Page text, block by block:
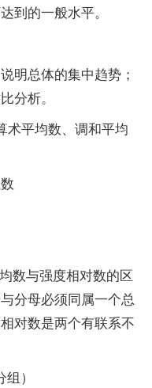
到的一般水平。
总体的集中趋势；
分析。
平均数、调和平均
与强度相对数的区
分母必须同属一个总
对数是两个有联系不
）